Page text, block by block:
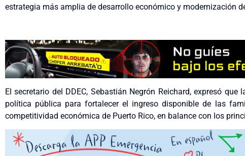
estrategia más amplia de desarrollo económico y modernización
El secretario del DDEC, Sebastián Negrón Reichard, expresó
política pública para fortalecer el ingreso disponible de las
competitividad económica de Puerto Rico, en balance con los